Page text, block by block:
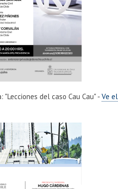
Funcionarios
"Lecciones del caso Cau Cau" - Ve el